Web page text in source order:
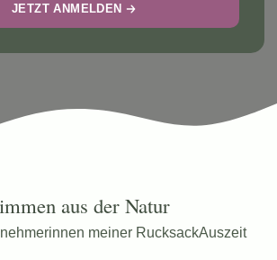
JETZT ANMELDEN
aus der Natur
meiner RucksackAuszeit